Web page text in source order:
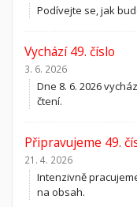
Podívejte se, jak
Vychází 49. číslo
3. 6. 2026
Dne 8. 6. 2026
čtení.
Připravujeme 49.
21. 4. 2026
Intenzivně
na obsah.